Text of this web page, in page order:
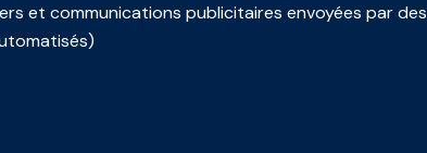
et communications publicitaires envoyées par des